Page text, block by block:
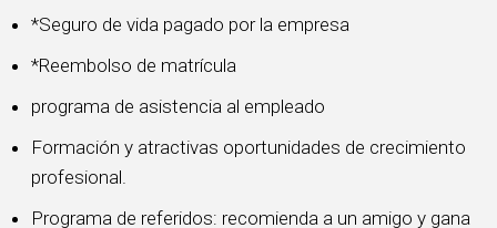
*Seguro de vida pagado por la empresa
*Reembolso de matrícula
programa de asistencia al empleado
Formación y atractivas oportunidades de crecimiento
profesional.
Programa de referidos: recomienda a un amigo y gana